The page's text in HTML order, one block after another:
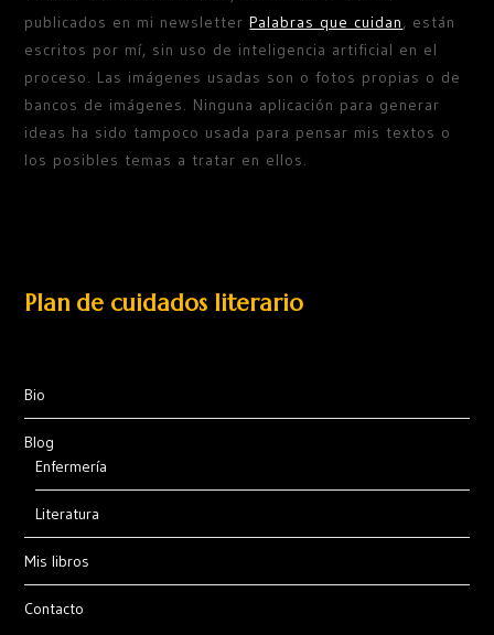
publicados en mi newsletterPalabras que cuidan, están
escritos por mí, sin uso de inteligencia artificial en el
proceso. Las imágenes usadas son o fotos propias o de
bancos de imágenes. Ninguna aplicación para generar
ideas ha sido tampoco usada para pensar mis textos o
los posibles temas a tratar en ellos.
Plan de cuidados literario
Bio
Blog
Enfermería
Literatura
Mis libros
Contacto